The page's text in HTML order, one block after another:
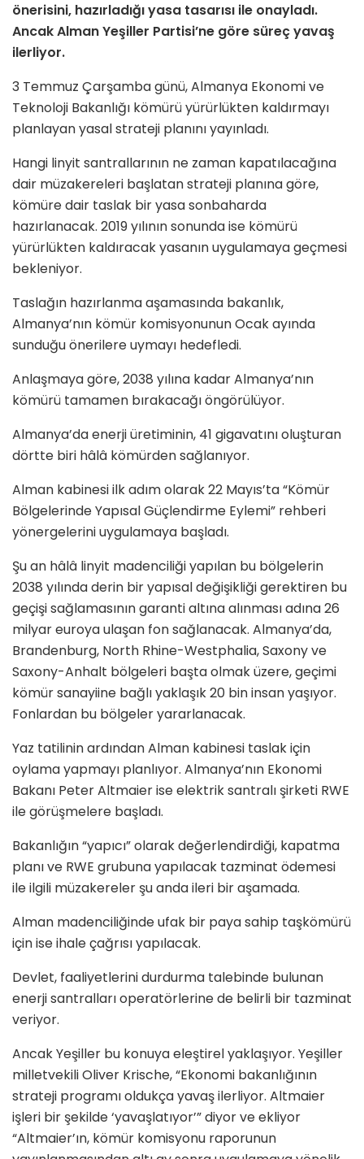
önerisini, hazırladığı yasa tasarısı ile onayladı.
Ancak Alman Yeşiller Partisi’ne göre süreç yavaş
ilerliyor.
3 Temmuz Çarşamba günü, Almanya Ekonomi ve
Teknoloji Bakanlığı kömürü yürürlükten kaldırmayı
planlayan yasal strateji planını yayınladı.
Hangi linyit santrallarının ne zaman kapatılacağına
dair müzakereleri başlatan strateji planına göre,
kömüre dair taslak bir yasa sonbaharda
hazırlanacak. 2019 yılının sonunda ise kömürü
yürürlükten kaldıracak yasanın uygulamaya geçmesi
bekleniyor.
Taslağın hazırlanma aşamasında bakanlık,
Almanya’nın kömür komisyonunun Ocak ayında
sunduğu önerilere uymayı hedefledi.
Anlaşmaya göre, 2038 yılına kadar Almanya’nın
kömürü tamamen bırakacağı öngörülüyor.
Almanya’da enerji üretiminin, 41 gigavatını oluşturan
dörtte biri hâlâ kömürden sağlanıyor.
Alman kabinesi ilk adım olarak 22 Mayıs’ta “Kömür
Bölgelerinde Yapısal Güçlendirme Eylemi” rehberi
yönergelerini uygulamaya başladı.
Şu an hâlâ linyit madenciliği yapılan bu bölgelerin
2038 yılında derin bir yapısal değişikliği gerektiren bu
geçişi sağlamasının garanti altına alınması adına 26
milyar euroya ulaşan fon sağlanacak. Almanya’da,
Brandenburg, North Rhine-Westphalia, Saxony ve
Saxony-Anhalt bölgeleri başta olmak üzere, geçimi
kömür sanayiine bağlı yaklaşık 20 bin insan yaşıyor.
Fonlardan bu bölgeler yararlanacak.
Yaz tatilinin ardından Alman kabinesi taslak için
oylama yapmayı planlıyor. Almanya’nın Ekonomi
Bakanı Peter Altmaier ise elektrik santralı şirketi RWE
ile görüşmelere başladı.
Bakanlığın “yapıcı” olarak değerlendirdiği, kapatma
planı ve RWE grubuna yapılacak tazminat ödemesi
ile ilgili müzakereler şu anda ileri bir aşamada.
Alman madenciliğinde ufak bir paya sahip taşkömürü
için ise ihale çağrısı yapılacak.
Devlet, faaliyetlerini durdurma talebinde bulunan
enerji santralları operatörlerine de belirli bir tazminat
veriyor.
Ancak Yeşiller bu konuya eleştirel yaklaşıyor. Yeşiller
milletvekili Oliver Krische, “Ekonomi bakanlığının
strateji programı oldukça yavaş ilerliyor. Altmaier
işleri bir şekilde ‘yavaşlatıyor’” diyor ve ekliyor
“Altmaier’ın, kömür komisyonu raporunun